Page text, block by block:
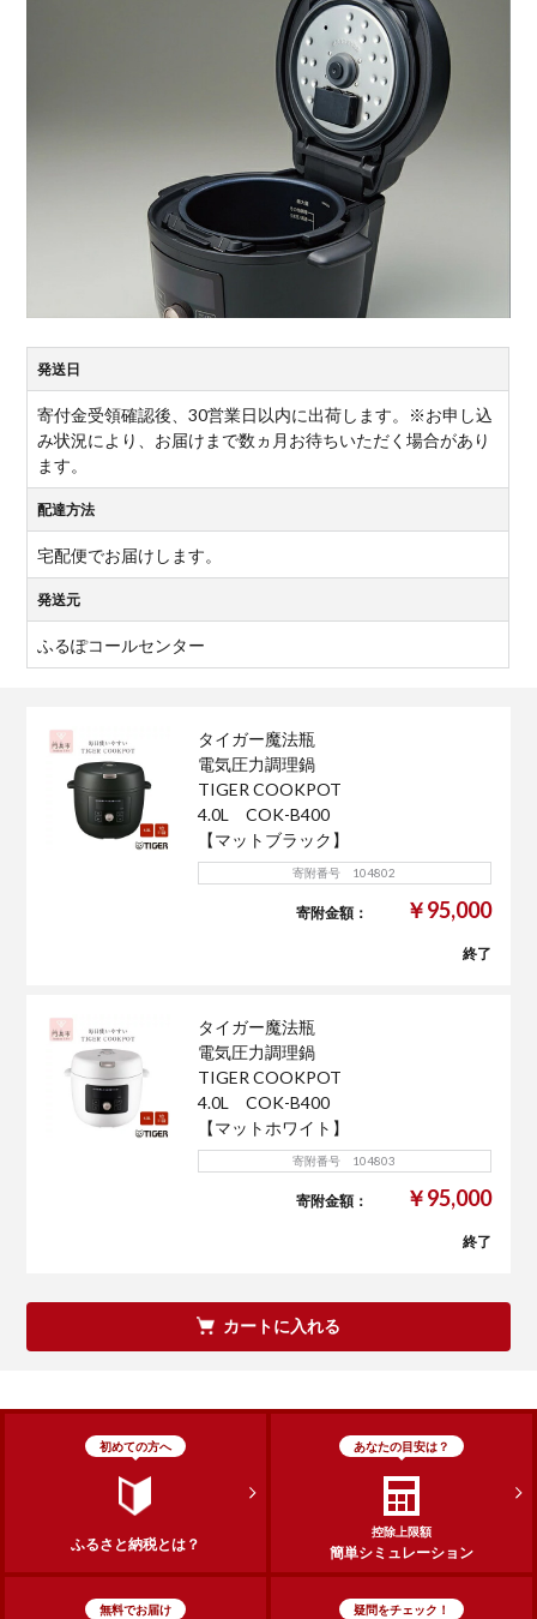
発送日
寄付金受領確認後、30営業日以内に出荷します。※お申し込
み状況により、お届けまで数ヵ月お待ちいただく場合があり
ます。
配達方法
宅配便でお届けします。
発送元
ふるぽコールセンター
タイガー魔法瓶
電気圧力調理鍋
TIGER COOKPOT
4.0L COK-B400
【マットブラック】
寄附番号 104802
寄附金額： ￥95,000
終了
タイガー魔法瓶
電気圧力調理鍋
TIGER COOKPOT
4.0L COK-B400
【マットホワイト】
寄附番号 104803
寄附金額： ￥95,000
終了
カートに入れる
初めての方へ
ふるさと納税とは？
あなたの目安は？
控除上限額
簡単シミュレーション
無料でお届け 疑問をチェック！